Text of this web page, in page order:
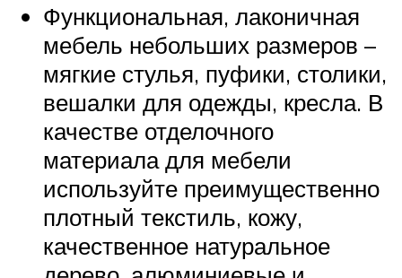
Функциональная, лаконичная
мебель небольших размеров –
мягкие стулья, пуфики, столики,
вешалки для одежды, кресла. В
качестве отделочного
материала для мебели
используйте преимущественно
плотный текстиль, кожу,
качественное натуральное